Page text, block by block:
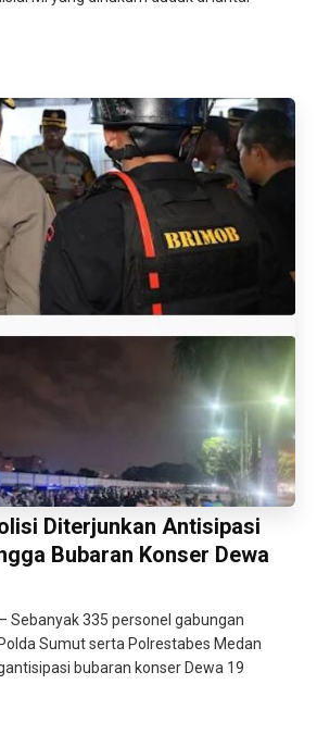
Diterjunkan Antisipasi
Bubaran Konser Dewa
Sebanyak 335 personel gabungan
Sumut serta Polrestabes Medan
bubaran konser Dewa 19